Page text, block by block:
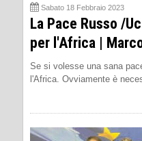
Sabato 18 Febbraio 2023
La Pace Russo /
per l'Africa |
Se si volesse una sana
l'Africa. Ovviamente è